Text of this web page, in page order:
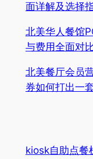
面详解及选择
北美华人餐馆
与费用全面对
北美餐厅会员
券如何打出一
kiosk自助点餐